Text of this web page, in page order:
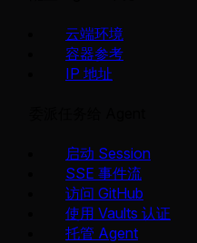
云端环境
容器参考
IP 地址
启动 Session
SSE 事件流
访问 GitHub
使用 Vaults 认证
托管 Agent